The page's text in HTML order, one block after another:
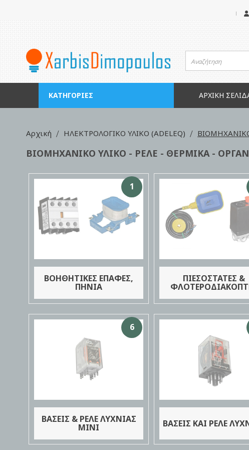
ΚΑΤΗΓΟΡΊΕΣ ΑΡΧΙΚΉ
Αρχική ΗΛΕΚΤΡΟΛΟΓΙΚΟ ΥΛΙΚΟ (ADELEQ)
ΒΙΟΜΗΧΑΝΙΚΟ ΥΛΙΚΟ - ΡΕΛΕ - ΘΕΡΜΙΚΑ -
1
ΒΟΗΘΗΤΙΚΕΣ ΕΠΑΦΕΣ,
ΠΗΝΙΑ
ΠΙΕΣΟΣΤΑΤΕΣ &
6
ΒΑΣΕΙΣ & ΡΕΛΕ ΛΥΧΝΙΑΣ
ΜΙΝΙ ΒΑΣΕΙΣ ΚΑΙ ΡΕΛΕ